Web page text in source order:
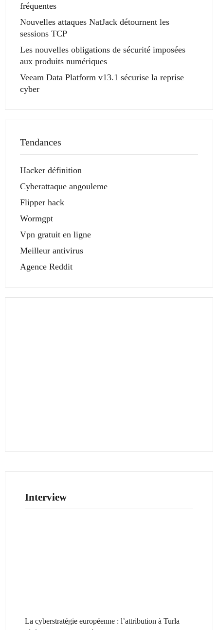
fréquentes
Nouvelles attaques NatJack détournent les
sessions TCP
Les nouvelles obligations de sécurité imposées
aux produits numériques
Veeam Data Platform v13.1 sécurise la reprise
cyber
Tendances
Hacker définition
Cyberattaque angouleme
Flipper hack
Wormgpt
Vpn gratuit en ligne
Meilleur antivirus
Agence Reddit
Interview
La cyberstratégie européenne : l’attribution à Turla